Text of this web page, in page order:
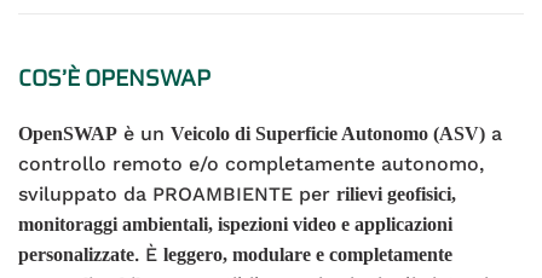
COS’È OPENSWAP
OpenSWAP è un Veicolo di Superficie Autonomo (ASV) a
controllo remoto e/o completamente autonomo,
sviluppato da PROAMBIENTE per rilievi geofisici,
monitoraggi ambientali, ispezioni video e applicazioni
personalizzate. È leggero, modulare e completamente